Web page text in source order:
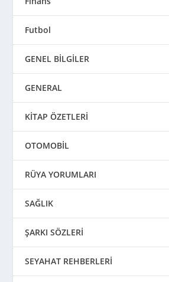
Futbol
GENEL BİLGİLER
GENERAL
KİTAP ÖZETLERİ
OTOMOBİL
RÜYA YORUMLARI
SAĞLIK
ŞARKI SÖZLERİ
SEYAHAT REHBERLERİ